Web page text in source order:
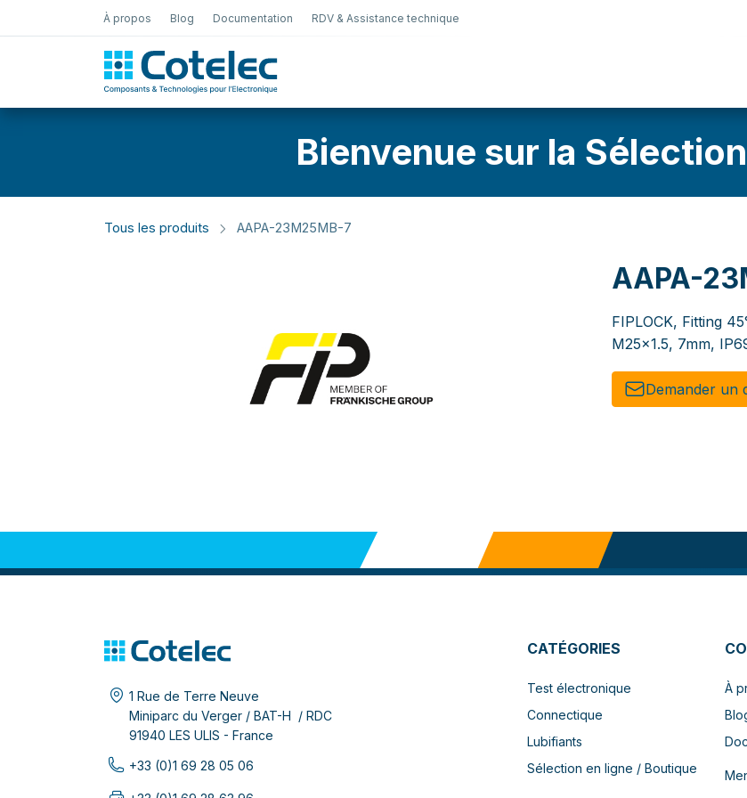
À propos Blog Documentation RDV & Assistance technique
Bienvenue sur la
Tous les produits AAPA-23M25MB-7
AAPA-
FIPLOCK, Fitting
M25x1.5, 7mm,
Demander un
1 Rue de Terre Neuve
Miniparc du Verger / BAT-H / RDC
91940 LES ULIS - France
+33 (0)1 69 28 05 06
CATÉGORIES
Test électronique
Connectique
Lubifiants
Sélection en ligne / Boutique
À